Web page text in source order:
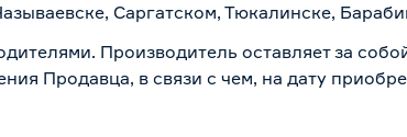
Саргатском, Тюкалинске,
Производитель оставляет за
Продавца, в связи с чем, на дату